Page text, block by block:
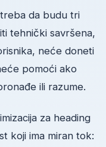
da budu tri
tehnički savršena,
neće doneti
pomoći ako
ili razume.
za heading
koji ima miran tok: